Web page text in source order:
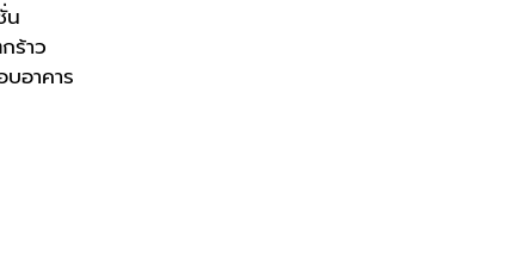
น
ร้าว
อาคาร